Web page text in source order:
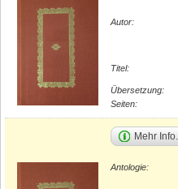
Autor:
Titel:
Übersetzung:
Seiten:
Mehr Info...
Antologie: